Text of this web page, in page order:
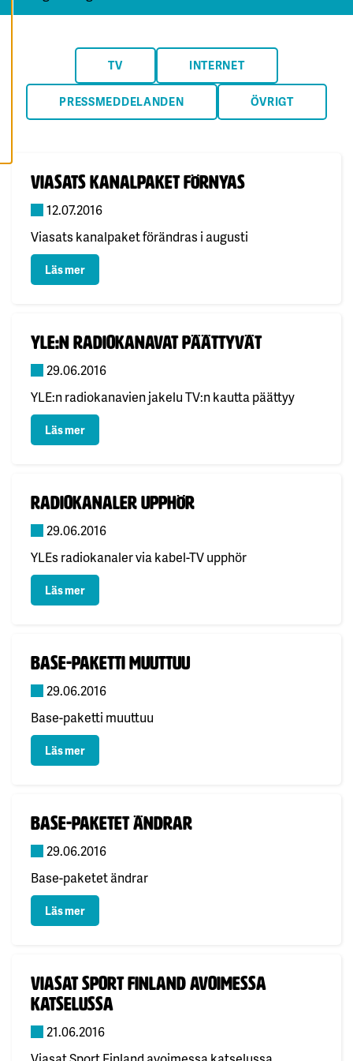
A
TV INTERNET
PRESSMEDDELANDEN ÖVRIGT
Viasats kanalpaket förnyas
Publicerad:
12.07.2016
Viasats kanalpaket förändras i augusti
Läs mer: Viasats kanalpaket förnyas
YLE:n radiokanavat päättyvät
Publicerad:
29.06.2016
YLE:n radiokanavien jakelu TV:n kautta päättyy
Läs mer: YLE:n radiokanavat päättyvät
Radiokanaler upphör
Publicerad:
29.06.2016
YLEs radiokanaler via kabel-TV upphör
Läs mer: Radiokanaler upphör
Base-paketti muuttuu
Publicerad:
29.06.2016
Base-paketti muuttuu
Läs mer: Base-paketti muuttuu
Base-paketet ändrar
Publicerad:
29.06.2016
Base-paketet ändrar
Läs mer: Base-paketet ändrar
Viasat Sport Finland avoimessa
katselussa
Publicerad:
21.06.2016